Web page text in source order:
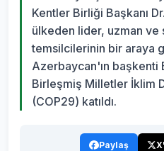
Kentler Birliği Başkanı
ülkeden lider, uzman ve
temsilcilerinin bir araya
Azerbaycan'ın başkenti
Birleşmiş Milletler İklim
(COP29) katıldı.
Paylaş